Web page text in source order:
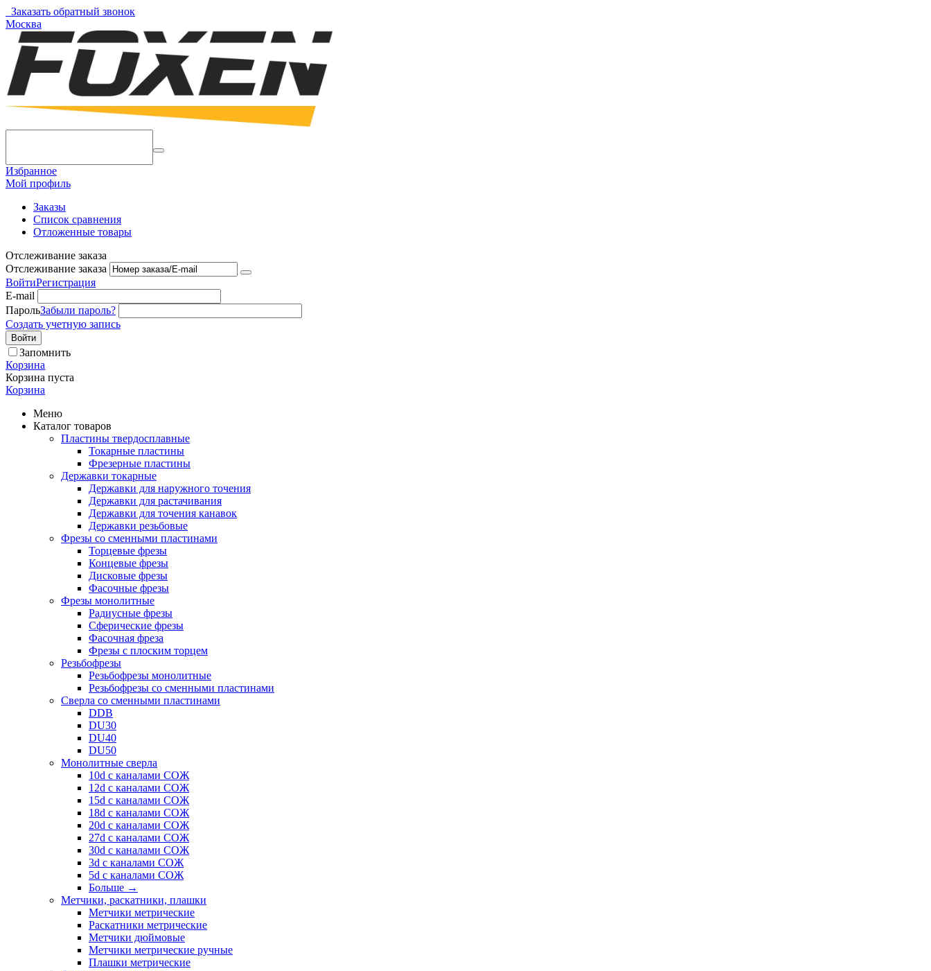
Заказать обратный звонок
Москва
Избранное
Мой профиль
Заказы
Список сравнения
Отложенные товары
Отслеживание заказа
Отслеживание заказа
ВойтиРегистрация
E-mail
ПарольЗабыли пароль?
Создать учетную запись
Войти
Запомнить
Корзина
Корзина пуста
Корзина
Меню
Каталог товаров
Пластины твердосплавные
Токарные пластины
Фрезерные пластины
Державки токарные
Державки для наружного точения
Державки для растачивания
Державки для точения канавок
Державки резьбовые
Фрезы со сменными пластинами
Торцевые фрезы
Концевые фрезы
Дисковые фрезы
Фасочные фрезы
Фрезы монолитные
Радиусные фрезы
Сферические фрезы
Фасочная фреза
Фрезы с плоским торцем
Резьбофрезы
Резьбофрезы монолитные
Резьбофрезы со сменными пластинами
Сверла со сменными пластинами
DDB
DU30
DU40
DU50
Монолитные сверла
10d с каналами СОЖ
12d с каналами СОЖ
15d с каналами СОЖ
18d с каналами СОЖ
20d с каналами СОЖ
27d с каналами СОЖ
30d с каналами СОЖ
3d с каналами СОЖ
5d с каналами СОЖ
Больше →
Метчики, раскатники, плашки
Метчики метрические
Раскатники метрические
Метчики дюймовые
Метчики метрические ручные
Плашки метрические